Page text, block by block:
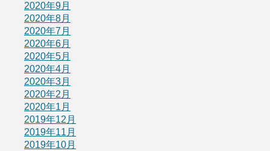
2020年9月
2020年8月
2020年7月
2020年6月
2020年5月
2020年4月
2020年3月
2020年2月
2020年1月
2019年12月
2019年11月
2019年10月